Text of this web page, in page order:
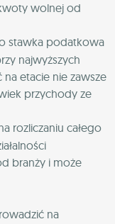
wolnej od
stawka podatkowa
najwyższych
etacie nie zawsze
przychody ze
rozliczaniu całego
branży i może
na